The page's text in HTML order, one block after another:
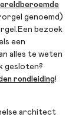
genoemd)
bezoek
een
alles te weten
gesloten?
rondleiding!
architect